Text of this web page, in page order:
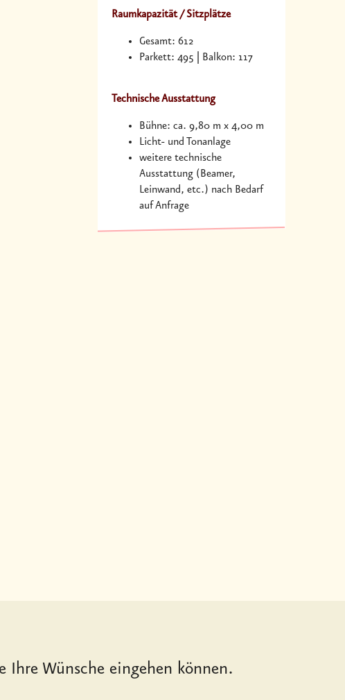
Raumkapazität / Sitzplätze
Gesamt: 612
Parkett: 495 | Balkon: 117
Technische Ausstattung
Bühne: ca. 9,80 m x 4,00 m
Licht- und Tonanlage
weitere technische
Ausstattung (Beamer,
Leinwand, etc.) nach Bedarf
auf Anfrage
Wünsche eingehen können.